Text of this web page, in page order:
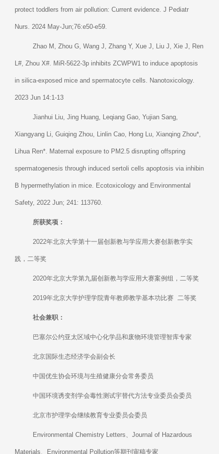
protect toddlers from air pollution: Current evidence. J Pediatr
Nurs. 2024 May-Jun;76:e50-e59.
Zhao M, Zhou G, Wang J, Zhang Y, Xue J, Liu J, Xie J, Ren
L#, Zhou X#. MiR-5622-3p inhibits ZCWPW1 to induce apoptosis
in silica-exposed mice and spermatocyte cells. Nanotoxicology.
2023 Jun 14:1-13
Jianhui Liu, Jing Huang, Leqiang Gao, Yujian Sang,
Xiangyang Li, Guiqing Zhou, Linlin Cao, Hong Lu, Xianqing Zhou*,
Lihua Ren*. Maternal exposure to PM2.5 disrupting offspring
spermatogenesis through induced sertoli cells apoptosis via inhibin
B hypermethylation in mice. Ecotoxicology and Environmental
Safety, 2022 Jun; 241: 113760.
所获奖项：
2022年北京大学第十一届创新教与学应用大赛创新教学实
践，二等奖
2020年北京大学第九届创新教与学应用大赛案例组，二等奖
2019年北京大学护理学院青年教师教学基本功比赛 二等奖
社会兼职：
巴塞尔公约亚太区域中心化学品和废物环境管理智库专家
北京国际生态经济学会副会长
中国优生协会环境与生殖健康分会常务委员
中国环境诱变剂学会毒性测试宇替代方法专业委员会委员
北京市护理学会继续教育专业委员会委员
Environmental Chemistry Letters、Journal of Hazardous
Materials、Environmental Pollution等期刊审稿专家